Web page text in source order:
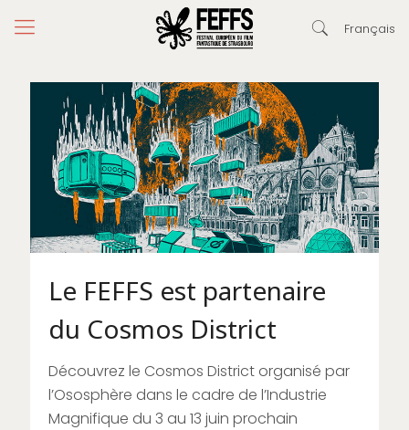
Français
Le FEFFS est partenaire
du Cosmos District
Découvrez le Cosmos District organisé par
l’Ososphère dans le cadre de l’Industrie
Magnifique du 3 au 13 juin prochain